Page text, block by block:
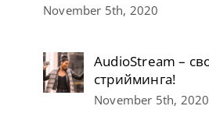
November 5th, 2020
AudioStream –
стрийминга!
November 5th, 2020